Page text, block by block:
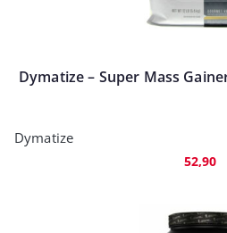
Dymatize – Super Mass
Dymatize
52,90